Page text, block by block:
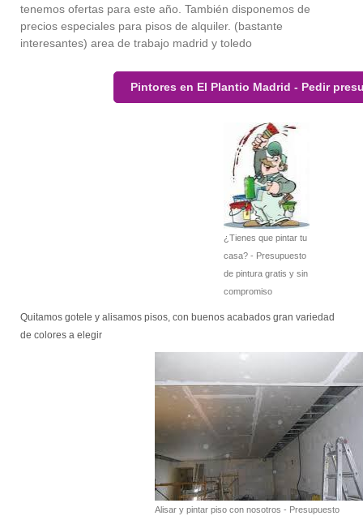
tenemos ofertas para este año. También disponemos de
precios especiales para pisos de alquiler. (bastante
interesantes) area de trabajo madrid y toledo
Pintores en El Plantio Madrid - Pedir
¿Tienes que pintar tu
casa? - Presupuesto
de pintura gratis y sin
compromiso
Quitamos gotele y alisamos pisos, con buenos acabados gran variedad
de colores a elegir
Alisar y pintar piso con nosotros - Presupuesto